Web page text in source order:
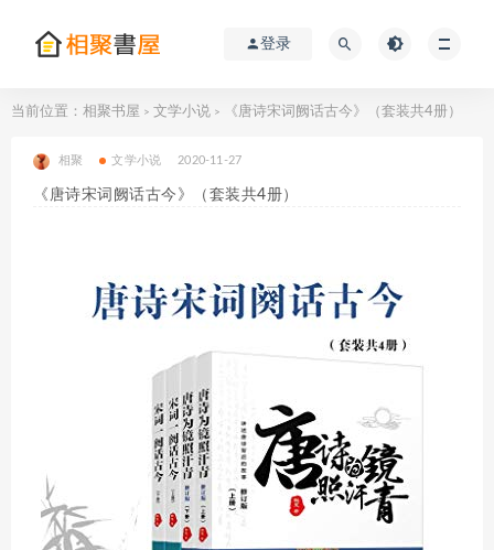
登录
当前位置： 相聚书屋 > 文学小说 > 《唐诗宋词阙话古今》（套装共4册）
相聚 文学小说 2020-11-27
《唐诗宋词阙话古今》（套装共4册）